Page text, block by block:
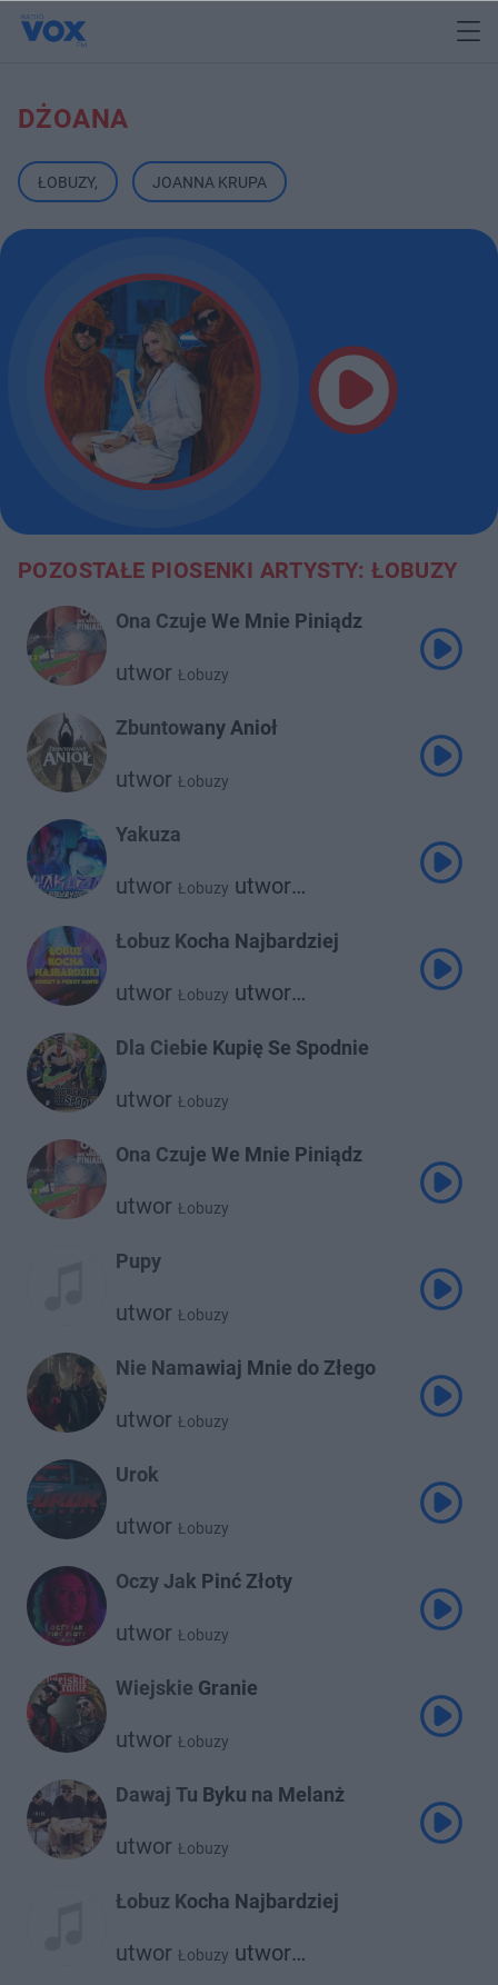
DŻOANA
ŁOBUZY, JOANNA KRUPA
POZOSTAŁE PIOSENKI ARTYSTY: ŁOBUZY
Ona Czuje We Mnie Piniądz
utwor Łobuzy
Zbuntowany Anioł
utwor Łobuzy
Yakuza
utwor Łobuzy utwor
Łobuz Kocha Najbardziej
utwor Łobuzy utwor
Dla Ciebie Kupię Se Spodnie
utwor Łobuzy
Ona Czuje We Mnie Piniądz
utwor Łobuzy
Pupy
utwor Łobuzy
Nie Namawiaj Mnie do Złego
utwor Łobuzy
Urok
utwor Łobuzy
Oczy Jak Pinć Złoty
utwor Łobuzy
Wiejskie Granie
utwor Łobuzy
Dawaj Tu Byku na Melanż
utwor Łobuzy
Łobuz Kocha Najbardziej
utwor Łobuzy utwor